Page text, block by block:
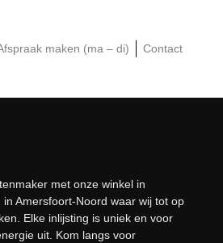
maken (ma – di) Contact
met onze winkel in
Amersfoort-Noord waar wij tot op
Elke inlijsting is uniek en voor
uit. Kom langs voor